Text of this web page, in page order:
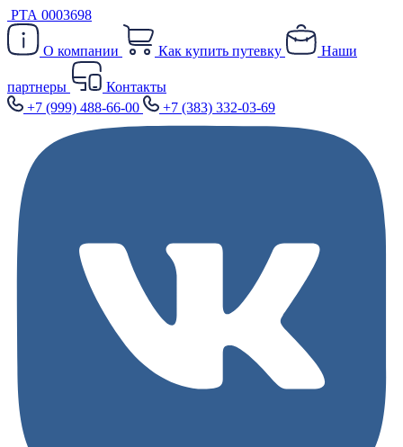
РТА 0003698
О компании Как купить путевку Наши
партнеры
Контакты
+7 (999) 488-66-00
+7 (383) 332-03-69